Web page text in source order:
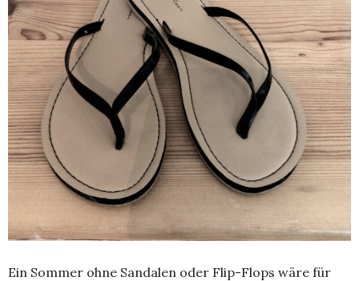
Ein Sommer ohne Sandalen oder Flip-Flops wäre für